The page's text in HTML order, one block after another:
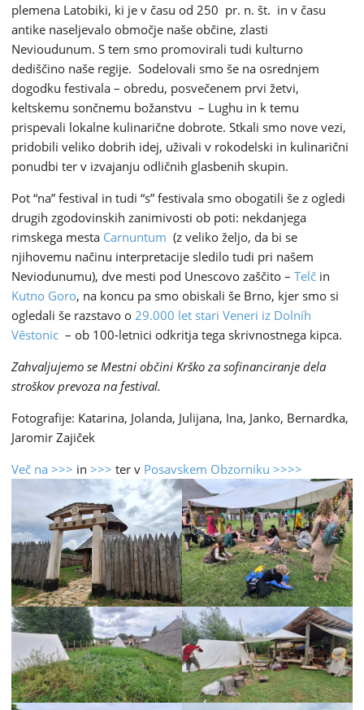
plemena Latobiki, ki je v času od 250 pr. n. št. in v času
antike naseljevalo območje naše občine, zlasti
Nevioudunum. S tem smo promovirali tudi kulturno
dediščino naše regije. Sodelovali smo še na osrednjem
dogodku festivala – obredu, posvečenem prvi žetvi,
keltskemu sončnemu božanstvu – Lughu in k temu
prispevali lokalne kulinarične dobrote. Stkali smo nove vezi,
pridobili veliko dobrih idej, uživali v rokodelski in kulinarični
ponudbi ter v izvajanju odličnih glasbenih skupin.
Pot “na” festival in tudi “s” festivala smo obogatili še z ogledi
drugih zgodovinskih zanimivosti ob poti: nekdanjega
rimskega mesta Carnuntum (z veliko željo, da bi se
njihovemu načinu interpretacije sledilo tudi pri našem
Neviodunumu), dve mesti pod Unescovo zaščito –Telč in
Kutno Goro, na koncu pa smo obiskali še Brno, kjer smo si
ogledali še razstavo o 29.000 let stari Veneri iz Dolníh
Věstonic – ob 100-letnici odkritja tega skrivnostnega kipca.
Zahvaljujemo se Mestni občini Krško za sofinanciranje dela
stroškov prevoza na festival.
Fotografije: Katarina, Jolanda, Julijana, Ina, Janko, Bernardka,
Jaromir Zajiček
Več na >>> in>>> ter v Posavskem Obzorniku >>>>